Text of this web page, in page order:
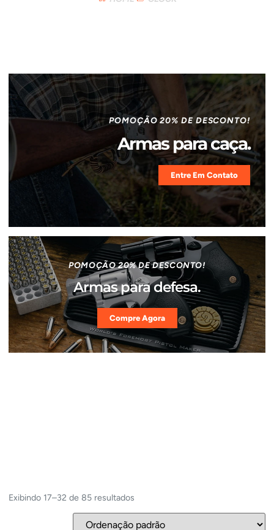
POMOÇÃO 20% DE DESCONTO!
Armas para caça.
Entre Em Contato
POMOÇÃO 20% DE DESCONTO!
Armas para defesa.
Compre Agora
Exibindo 17–32 de 85 resultados